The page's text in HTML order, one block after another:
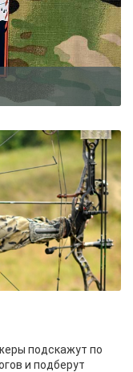
подскажут по
и подберут